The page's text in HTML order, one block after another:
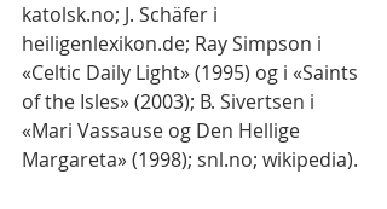
katolsk.no; J. Schäfer i
heiligenlexikon.de; Ray Simpson i
«Celtic Daily Light» (1995) og i «Saints
of the Isles» (2003); B. Sivertsen i
«Mari Vassause og Den Hellige
Margareta» (1998); snl.no; wikipedia).